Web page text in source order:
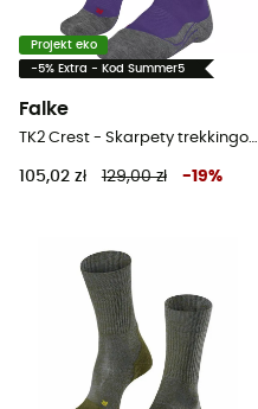
Projekt eko
-5% Extra - Kod Summer5
Falke
TK2 Crest - Skarpety trekkingowe meskie
105,02 zł 129,00 zł -19%